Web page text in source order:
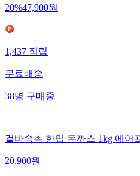
20%47,900원
1,437 적립
무료배송
38명 구매중
겉바속촉 한입 돈까스 1kg 에어
20,900원